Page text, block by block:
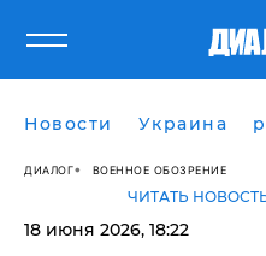
Новости Украина
ДИАЛОГ ВОЕННОЕ ОБОЗРЕНИЕ
ЧИТАТЬ
18 июня 2026, 18:22